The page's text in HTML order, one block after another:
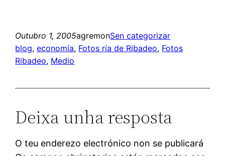
Outubro 1, 2005agremonSen categorizar
blog, economía, Fotos ría de Ribadeo, Fotos
Ribadeo, Medio
Deixa unha resposta
O teu enderezo electrónico non se publicará